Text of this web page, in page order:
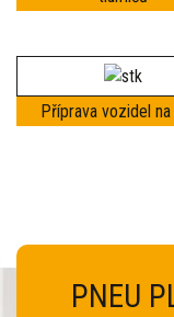
Příprava vozidel
PNEU